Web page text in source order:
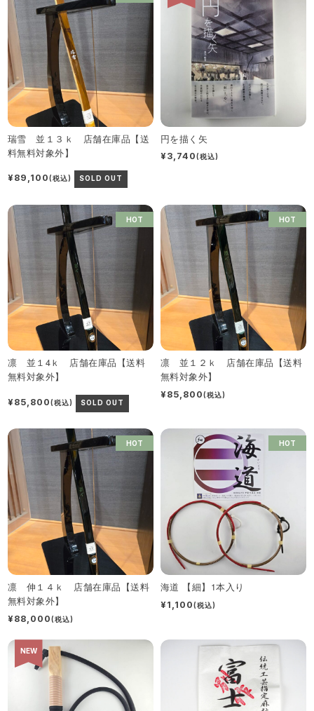
瑞雪 並１３ｋ 店舗在庫品【送
料無料対象外】
¥89,100(税込) SOLD OUT
円を描く矢
¥3,740(税込)
HOT
凛 並１4ｋ 店舗在庫品【送料
無料対象外】
¥85,800(税込) SOLD OUT
HOT
凛 並１２ｋ 店舗在庫品【送料
無料対象外】
¥85,800(税込)
HOT
凛 伸１４ｋ 店舗在庫品【送料
無料対象外】
¥88,000(税込)
HOT
海道 【細】1本入り
¥1,100(税込)
NEW